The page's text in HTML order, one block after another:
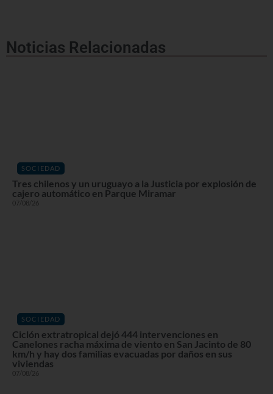
Noticias Relacionadas
SOCIEDAD
Tres chilenos y un uruguayo a la Justicia por explosión de
cajero automático en Parque Miramar
07/08/26
SOCIEDAD
Ciclón extratropical dejó 444 intervenciones en
Canelones racha máxima de viento en San Jacinto de 80
km/h y hay dos familias evacuadas por daños en sus
viviendas
07/08/26